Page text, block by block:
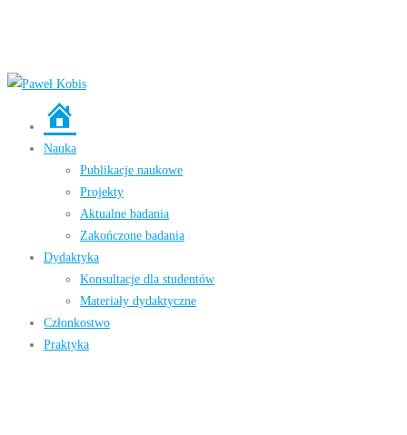
główna
Nauka
Publikacje naukowe
Projekty
Aktualne badania
Zakończone badania
Dydaktyka
Konsultacje dla studentów
Materiały dydaktyczne
Członkostwo
Praktyka